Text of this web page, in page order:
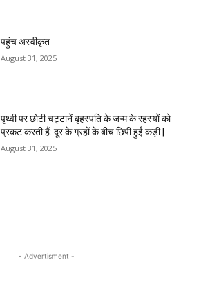
पहुंच अस्वीकृत
August 31, 2025
पृथ्वी पर छोटी चट्टानें बृहस्पति के जन्म के रहस्यों को
प्रकट करती हैं: दूर के ग्रहों के बीच छिपी हुई कड़ी |
August 31, 2025
- Advertisment -